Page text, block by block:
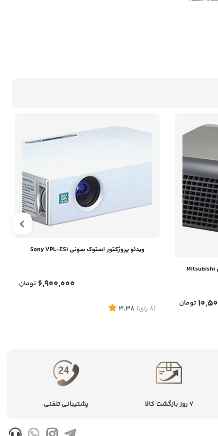
ویدئو پروژکتور استوک میتسوبیشی Mitsubishi
تومان
ویدئو پروژکتور استوک سونی Sony VPL-ES1
6,900,000 تومان
(8 رای)
3.38
۷ روز بازگشت کالا پشتیبانی تلفنی